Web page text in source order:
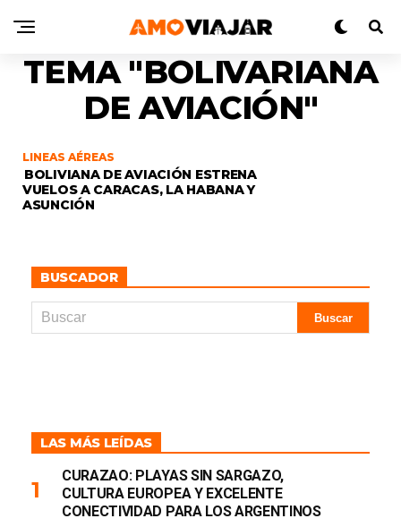
TEMA "BOLIVARIANA
DE AVIACIÓN"
LINEAS AÉREAS
BOLIVIANA DE AVIACIÓN ESTRENA
VUELOS A CARACAS, LA HABANA Y
ASUNCIÓN
BUSCADOR
LAS MÁS LEÍDAS
CURAZAO: PLAYAS SIN SARGAZO,
CULTURA EUROPEA Y EXCELENTE
CONECTIVIDAD PARA LOS ARGENTINOS